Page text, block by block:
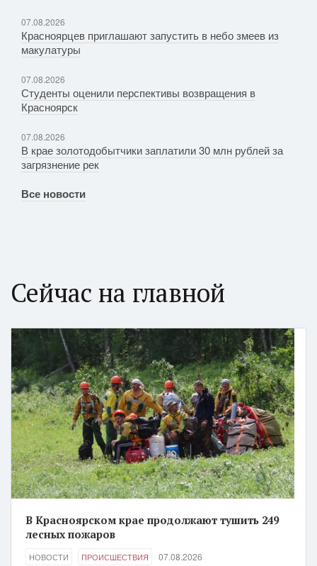
07.08.2026
Красноярцев приглашают запустить в небо змеев из
макулатуры
07.08.2026
Студенты оценили перспективы возвращения в
Красноярск
07.08.2026
В крае золотодобытчики заплатили 30 млн рублей за
загрязнение рек
Все новости
Сейчас на главной
В Красноярском крае продолжают тушить 249
лесных пожаров
НОВОСТИ ПРОИСШЕСТВИЯ 07.08.2026